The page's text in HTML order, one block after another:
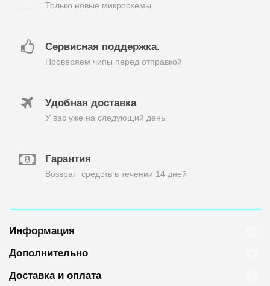
Только новые микросхемы
Сервисная поддержка.
Проверяем чипы перед отправкой
Удобная доставка
У вас уже на следующий день
Гарантия
Возврат средств в течении 14 дней
Информация
Дополнительно
Доставка и оплата